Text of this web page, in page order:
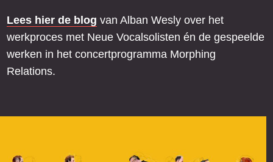
Lees hier de blog van Alban Wesly over het
werkproces met Neue Vocalsolisten én de gespeelde
werken in het concertprogramma Morphing
Relations.